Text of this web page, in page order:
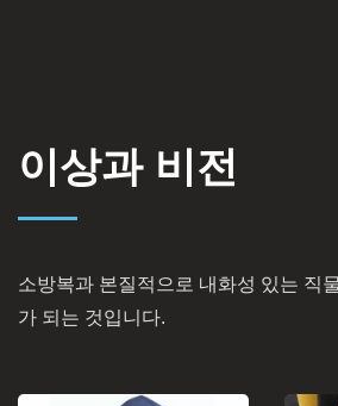
이상과 비전
소방복과 본질적으로 내화성 있는 직
가 되는 것입니다.